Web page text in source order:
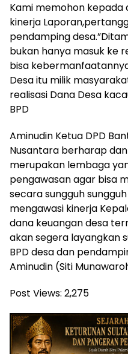
Kami memohon
kinerja
pendamping
bukan hanya masuk ke
bisa
Desa itu milik
realisasi Dana Desa
BPD
Aminudin Ketua DPD
Nusantara berharap
merupakan lembaga
pengawasan agar bisa
secara sungguh
mengawasi kinerja
dana keuangan desa
akan segera layangkan
BPD desa dan
Aminudin (Siti
Post Views: 2,275